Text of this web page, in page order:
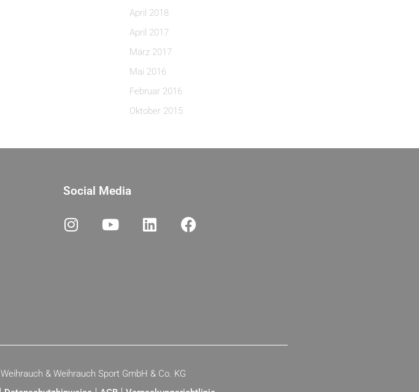
April 2018
April 2017
März 2017
Mai 2016
Februar 2016
Oktober 2015
Social Media
Weihrauch & Weihrauch Sport GmbH & Co. KG